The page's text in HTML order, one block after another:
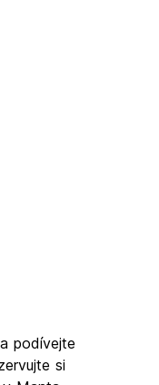
podívejte
si